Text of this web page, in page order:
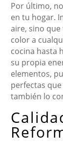
Por último,
en tu hogar.
aire, sino
color a
cocina hasta
su propia
elementos,
perfectas
también lo